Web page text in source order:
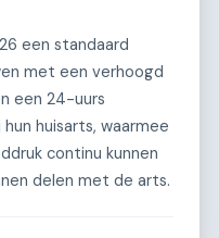
een standaard
met een verhoogd
een 24-uurs
huisarts, waarmee
continu kunnen
delen met de arts.